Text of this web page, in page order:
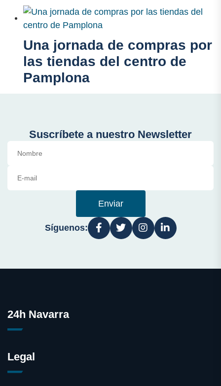
Una jornada de compras por
las tiendas del centro de
Pamplona
Suscríbete a nuestro Newsletter
Enviar
Síguenos:
24h Navarra
Legal